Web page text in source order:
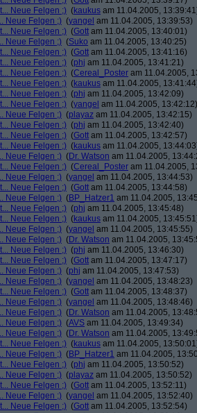
Neue Felgen ;) (kaukus am 11.04.2005,
Neue Felgen ;) (yangel am 11.04.2005, 13:39:53)
Neue Felgen ;) (Gott am 11.04.2005, 13:40:01)
Neue Felgen ;) (Suko am 11.04.2005, 13:40:25)
Neue Felgen ;) (Gott am 11.04.2005, 13:41:16)
Neue Felgen ;) (phj am 11.04.2005, 13:41:21)
Neue Felgen ;) (Cereal_Poster am 11.04.2005,
Neue Felgen ;) (kaukus am 11.04.2005,
Neue Felgen ;) (phj am 11.04.2005, 13:42:09)
Neue Felgen ;) (yangel am 11.04.2005, 13:42:12)
Neue Felgen ;) (playaz am 11.04.2005, 13:42:15)
Neue Felgen ;) (phj am 11.04.2005, 13:42:40)
Neue Felgen ;) (Gott am 11.04.2005, 13:42:57)
Neue Felgen ;) (kaukus am 11.04.2005,
Neue Felgen ;) (Dr. Watson am 11.04.2005,
Neue Felgen ;) (Cereal_Poster am 11.04.2005,
Neue Felgen ;) (yangel am 11.04.2005, 13:44:53)
Neue Felgen ;) (Gott am 11.04.2005, 13:44:58)
Neue Felgen ;) (BP_Hatzer1 am 11.04.2005,
Neue Felgen ;) (phj am 11.04.2005, 13:45:48)
Neue Felgen ;) (kaukus am 11.04.2005,
Neue Felgen ;) (yangel am 11.04.2005, 13:45:55)
Neue Felgen ;) (Dr. Watson am 11.04.2005,
Neue Felgen ;) (phj am 11.04.2005, 13:46:30)
Neue Felgen ;) (Gott am 11.04.2005, 13:47:17)
Neue Felgen ;) (phj am 11.04.2005, 13:47:53)
Neue Felgen ;) (yangel am 11.04.2005, 13:48:23)
Neue Felgen ;) (Gott am 11.04.2005, 13:48:37)
Neue Felgen ;) (yangel am 11.04.2005, 13:48:46)
Neue Felgen ;) (Dr. Watson am 11.04.2005,
Neue Felgen ;) (AVS am 11.04.2005, 13:49:34)
Neue Felgen ;) (Dr. Watson am 11.04.2005,
Neue Felgen ;) (kaukus am 11.04.2005,
Neue Felgen ;) (BP_Hatzer1 am 11.04.2005,
Neue Felgen ;) (phj am 11.04.2005, 13:50:52)
Neue Felgen ;) (playaz am 11.04.2005, 13:50:52)
Neue Felgen ;) (Gott am 11.04.2005, 13:52:11)
Neue Felgen ;) (yangel am 11.04.2005, 13:52:40)
Neue Felgen ;) (Gott am 11.04.2005, 13:52:54)